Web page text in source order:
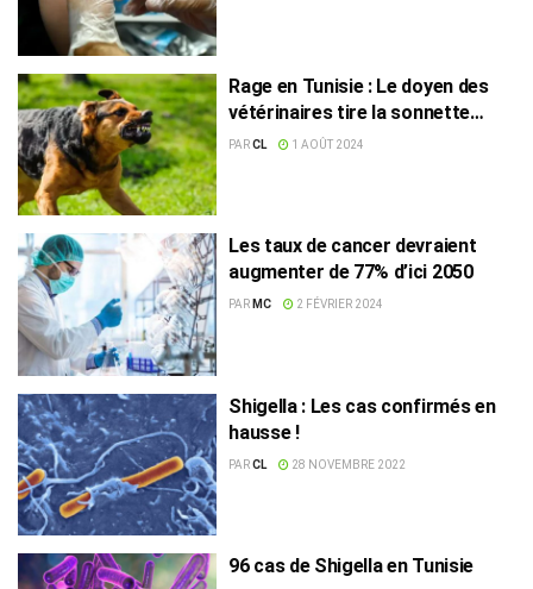
Rage en Tunisie : Le doyen des
vétérinaires tire la sonnette
d’alarme
PARCL 1 AOÛT 2024
Les taux de cancer devraient
augmenter de 77% d’ici 2050
PAR MC 2 FÉVRIER 2024
Shigella : Les cas confirmés en
hausse !
PARCL 28 NOVEMBRE 2022
96 cas de Shigella en Tunisie